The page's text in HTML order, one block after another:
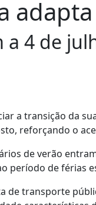
4 de
a transição da
reforçando o
de verão
período de férias
de transporte